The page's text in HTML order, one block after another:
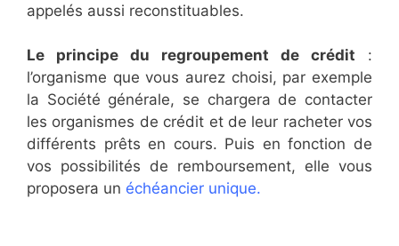
appelés aussi reconstituables.
Le principe du regroupement de crédit :
l’organisme que vous aurez choisi, par exemple
la Société générale, se chargera de contacter
les organismes de crédit et de leur racheter vos
différents prêts en cours. Puis en fonction de
vos possibilités de remboursement, elle vous
proposera un échéancier unique.